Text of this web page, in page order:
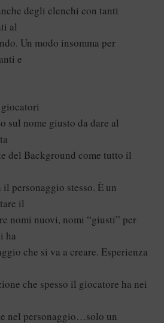
degli elenchi con tanti
al
Un modo insomma per
e
sul nome giusto da dare al
del Background come tutto il
personaggio stesso. È un
il
nomi nuovi, nomi “giusti” per
ha
che si va a creare. Esperienza
che spesso il giocatore ha nei
nel personaggio…solo un